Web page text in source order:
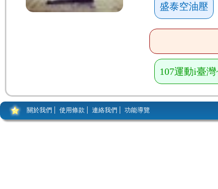
盛泰空油壓
107運動i臺
關於我們 使用條款 連絡我們 功能導覽